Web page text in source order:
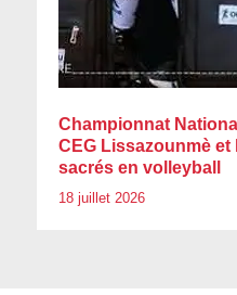
Championnat
CEG Lissazounmè et
sacrés en volleyball
18 juillet 2026